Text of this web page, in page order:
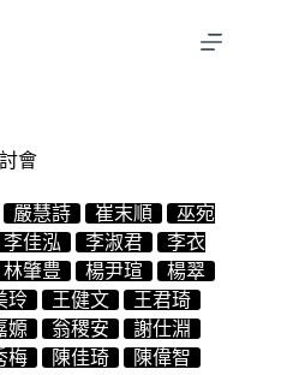
會
嚴慧詩 崔末順
巫宛
李佳泓 李淑君
李衣
林肇豊 楊尹瑄
楊翠
玲 王健文
王君琦
嫄 翁稷安
謝仕淵
梅 陳佳琦
陳偉智